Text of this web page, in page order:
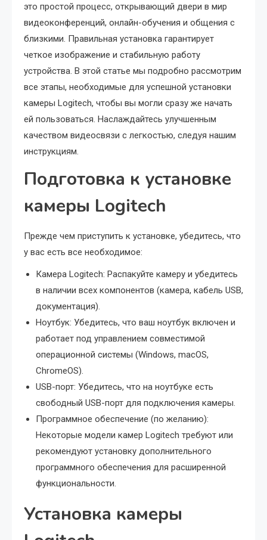
это простой процесс, открывающий двери в мир
видеоконференций, онлайн-обучения и общения с
близкими. Правильная установка гарантирует
четкое изображение и стабильную работу
устройства. В этой статье мы подробно рассмотрим
все этапы, необходимые для успешной установки
камеры Logitech, чтобы вы могли сразу же начать
ей пользоваться. Наслаждайтесь улучшенным
качеством видеосвязи с легкостью, следуя нашим
инструкциям.
Подготовка к установке
камеры Logitech
Прежде чем приступить к установке, убедитесь, что
у вас есть все необходимое:
Камера Logitech: Распакуйте камеру и убедитесь
в наличии всех компонентов (камера, кабель USB,
документация).
Ноутбук: Убедитесь, что ваш ноутбук включен и
работает под управлением совместимой
операционной системы (Windows, macOS,
ChromeOS).
USB-порт: Убедитесь, что на ноутбуке есть
свободный USB-порт для подключения камеры.
Программное обеспечение (по желанию):
Некоторые модели камер Logitech требуют или
рекомендуют установку дополнительного
программного обеспечения для расширенной
функциональности.
Установка камеры